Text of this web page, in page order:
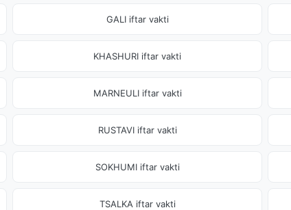
GALI iftar vakti
KHASHURI iftar vakti
MARNEULI iftar vakti
RUSTAVI iftar vakti
SOKHUMI iftar vakti
TSALKA iftar vakti